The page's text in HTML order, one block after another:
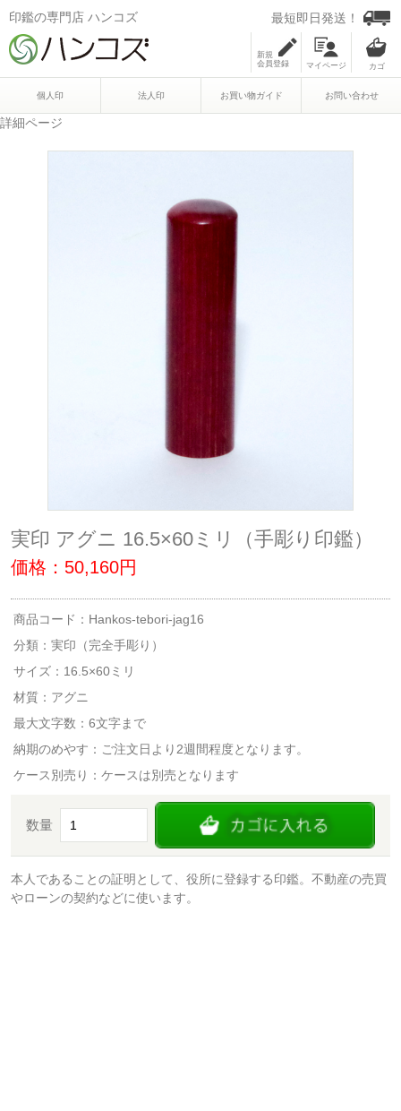
印鑑の専門店 ハンコズ 最短即日発送！
新規
会員登録
マイページ
個人印 法人印 お買い物ガイド お問い合わせ
詳細ページ
実印 アグニ 16.5×60ミリ（手彫り印鑑）
価格：50,160円
商品コード：Hankos-tebori-jag16
分類： 実印（完全手彫り）
サイズ：16.5×60ミリ
材質：アグニ
最大文字数：6文字まで
納期のめやす：ご注文日より2週間程度となります。
ケース別売り：ケースは別売となります
数量
本人であることの証明として、役所に登録する印鑑。不動産の売買
やローンの契約などに使います。